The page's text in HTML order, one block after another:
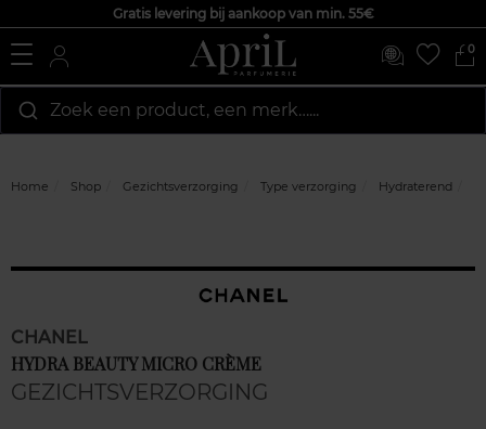
Gratis levering bij aankoop van min. 55€
0
Zoek een product, een merk…...
Home Shop Gezichtsverzorging Type verzorging Hydraterend
CHANEL
HYDRA BEAUTY MICRO CRÈME
GEZICHTSVERZORGING